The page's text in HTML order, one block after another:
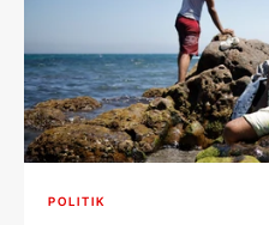
POLITIK